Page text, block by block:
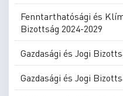
Fenntarthatósági és
Bizottság 2024-2029
Gazdasági és Jogi
Gazdasági és Jogi